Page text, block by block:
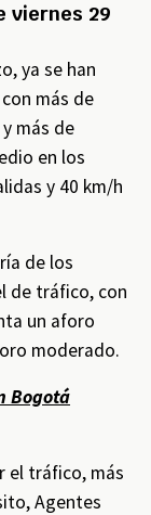
viernes 29
ya se han
más de
más de
en los
y 40 km/h
de los
de tráfico, con
un aforo
moderado.
Bogotá
el tráfico, más
Agentes